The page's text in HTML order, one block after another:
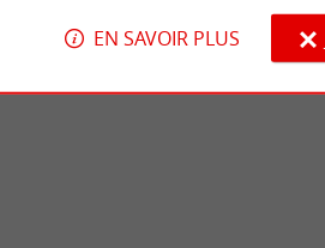
EN SAVOIR PLUS